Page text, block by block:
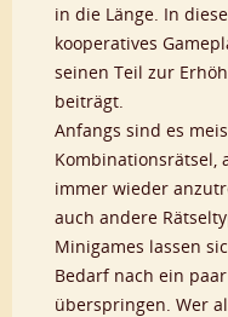
in die Länge. In
kooperatives
seinen Teil zur
beiträgt.
Anfangs sind es
Kombinationsrätsel,
immer wieder
auch andere
Minigames lassen
Bedarf nach ein
überspringen. Wer